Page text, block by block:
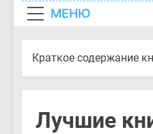
МЕНЮ
Краткое содержание
Лучшие